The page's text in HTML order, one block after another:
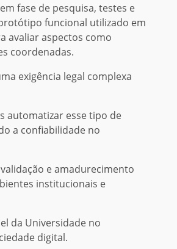
fase de pesquisa, testes e
funcional utilizado em
avaliar aspectos como
coordenadas.
exigência legal complexa
automatizar esse tipo de
a confiabilidade no
e amadurecimento
institucionais e
da Universidade no
digital.